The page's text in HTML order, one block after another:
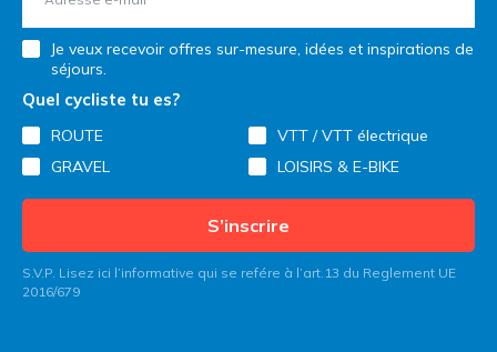
Je veux recevoir offres sur-mesure, idées et inspirations de
séjours.
Quel cycliste tu es?
ROUTE
VTT / VTT électrique
GRAVEL
LOISIRS & E-BIKE
S’inscrire
S.V.P. Lisez ici l’informative qui se refére à l’art.13 du Reglement UE
2016/679